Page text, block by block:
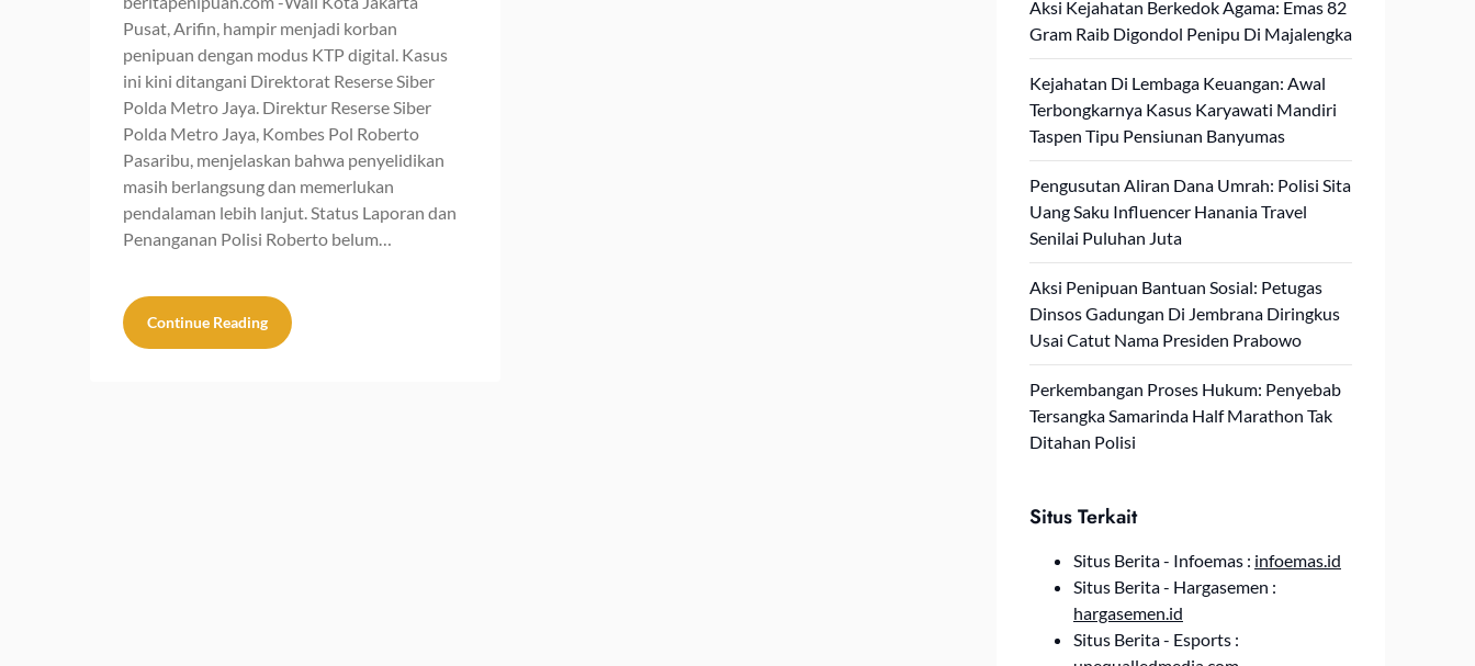
Pusat, Arifin, hampir menjadi korban
penipuan dengan modus KTP digital. Kasus
ini kini ditangani Direktorat Reserse Siber
Polda Metro Jaya. Direktur Reserse Siber
Polda Metro Jaya, Kombes Pol Roberto
Pasaribu, menjelaskan bahwa penyelidikan
masih berlangsung dan memerlukan
pendalaman lebih lanjut. Status Laporan dan
Penanganan Polisi Roberto belum…
Continue Reading
Aksi Kejahatan Berkedok Agama: Emas 82
Gram Raib Digondol Penipu Di Majalengka
Kejahatan Di Lembaga Keuangan: Awal
Terbongkarnya Kasus Karyawati Mandiri
Taspen Tipu Pensiunan Banyumas
Pengusutan Aliran Dana Umrah: Polisi Sita
Uang Saku Influencer Hanania Travel
Senilai Puluhan Juta
Aksi Penipuan Bantuan Sosial: Petugas
Dinsos Gadungan Di Jembrana Diringkus
Usai Catut Nama Presiden Prabowo
Perkembangan Proses Hukum: Penyebab
Tersangka Samarinda Half Marathon Tak
Ditahan Polisi
Situs Terkait
Situs Berita - Infoemas : infoemas.id
Situs Berita - Hargasemen :
hargasemen.id
Situs Berita - Esports :